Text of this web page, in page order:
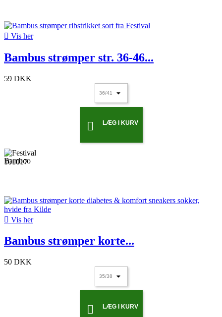
 Vis her
Bambus strømper str. 36-46...
59 DKK
 LÆG I KURV
 Vis her
Bambus strømper korte...
50 DKK
 LÆG I KURV